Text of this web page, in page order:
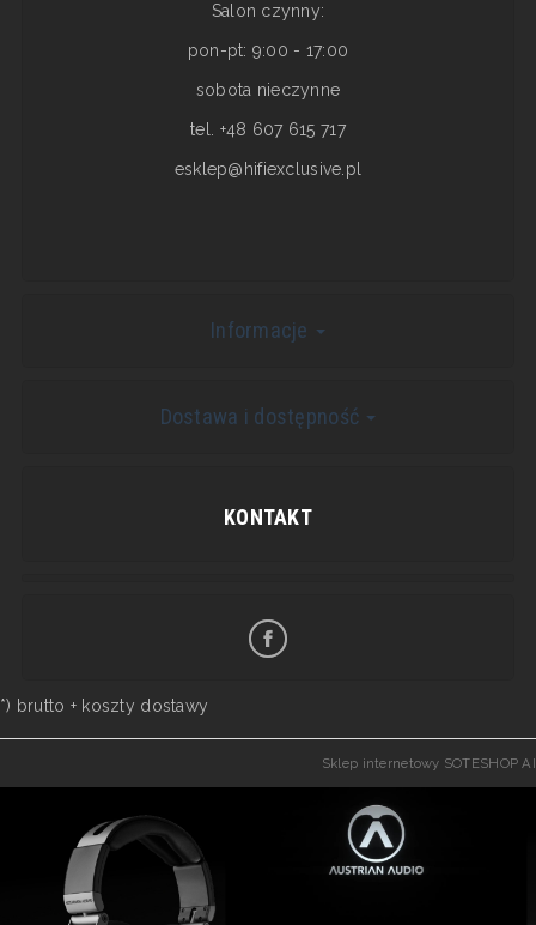
Salon czynny:
pon-pt: 9:00 - 17:00
sobota nieczynne
tel. +48 607 615 717
esklep@hifiexclusive.pl
Informacje
Dostawa i dostępność
KONTAKT
*) brutto + koszty dostawy
Sklep internetowy SOTESHOP AI